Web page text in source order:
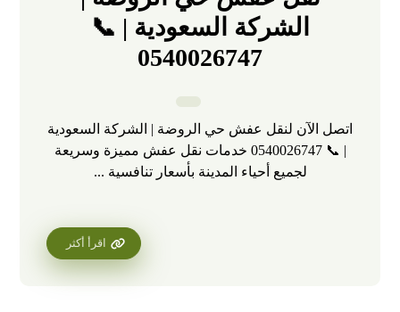
الشركة السعودية | 📞
0540026747
اتصل الآن لنقل عفش حي الروضة | الشركة السعودية
| 📞 0540026747 خدمات نقل عفش مميزة وسريعة
لجميع أحياء المدينة بأسعار تنافسية ...
اقرأ أكثر